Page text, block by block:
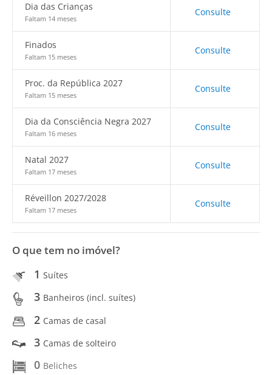
Dia das Crianças
Faltam 14 meses
Consulte
Finados
Faltam 15 meses
Consulte
Proc. da República 2027
Faltam 15 meses
Consulte
Dia da Consciência Negra 2027
Faltam 16 meses
Consulte
Natal 2027
Faltam 17 meses
Consulte
Réveillon 2027/2028
Faltam 17 meses
Consulte
O que tem no imóvel?
1 Suítes
3 Banheiros (incl. suítes)
2 Camas de casal
3 Camas de solteiro
0 Beliches